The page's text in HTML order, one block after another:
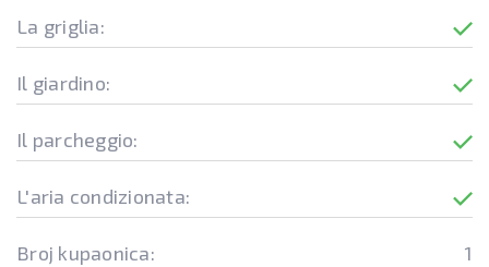
La griglia:
Il giardino:
Il parcheggio:
L'aria condizionata:
Broj kupaonica: 1